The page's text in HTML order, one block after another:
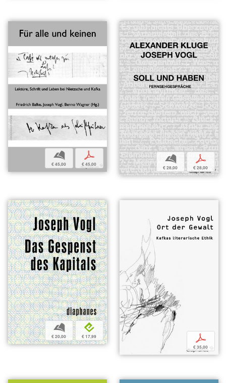
b
€ 45,00
p
€ 45,00
b
€ 28,00
p
€ 28,00
b
€ 20,00
e
€ 17,99 p
€ 35,00